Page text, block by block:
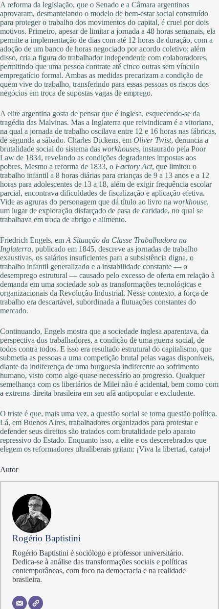
A reforma da legislação, que o Senado e a Câmara argentinos
aprovaram, desmantelando o modelo de bem-estar social construído
para proteger o trabalho dos movimentos do capital, é cruel por dois
motivos. Primeiro, apesar de limitar a jornada a 48 horas semanais, ela
permite a implementação de dias com até 12 horas de duração, com a
adoção de um banco de horas negociado por acordo coletivo; além
disso, cria a figura do trabalhador independente com colaboradores,
permitindo que uma pessoa contrate até cinco outras sem vínculo
empregatício formal. Ambas as medidas precarizam a condição de
quem vive do trabalho, transferindo para essas pessoas os riscos dos
negócios em troca de supostas vagas de emprego.
A elite argentina gosta de pensar que é inglesa, esquecendo-se da
tragédia das Malvinas. Mas a Inglaterra que reivindicam é a vitoriana,
na qual a jornada de trabalho oscilava entre 12 e 16 horas nas fábricas,
de segunda a sábado. Charles Dickens, em Oliver Twist, denuncia a
brutalidade social do sistema das workhouses, instaurado pela Poor
Law de 1834, revelando as condições degradantes impostas aos
pobres. Mesmo a reforma de 1833, o Factory Act, que limitou o
trabalho infantil a 8 horas diárias para crianças de 9 a 13 anos e a 12
horas para adolescentes de 13 a 18, além de exigir frequência escolar
parcial, encontrava dificuldades de fiscalização e aplicação efetiva.
Vide as agruras do personagem que dá título ao livro na workhouse,
um lugar de exploração disfarçado de casa de caridade, no qual se
trabalhava em troca de abrigo e alimento.
Friedrich Engels, em A Situação da Classe Trabalhadora na
Inglaterra, publicado em 1845, descreve as jornadas de trabalho
exaustivas, os salários insuficientes para a subsistência digna, o
trabalho infantil generalizado e a instabilidade constante — o
desemprego estrutural — causado pelo excesso de oferta em relação à
demanda em uma sociedade sob as transformações tecnológicas e
organizacionais da Revolução Industrial. Nesse contexto, a força de
trabalho era descartável, subordinada a flutuações constantes do
mercado.
Continuando, Engels mostra que a sociedade inglesa aparentava, da
perspectiva dos trabalhadores, a condição de uma guerra social, de
todos contra todos. E isso era resultado estrutural do capitalismo, que
submetia as pessoas a uma competição brutal pelas vagas disponíveis,
diante da indiferença de uma burguesia indiferente ao sofrimento
humano, visto como algo quase necessário ao progresso. Qualquer
semelhança com os libertários de Milei não é acidental, bem como com
a extrema-direita brasileira em seu afã antipopular e excludente.
O triste é que, mais uma vez, a questão social se torna questão política.
Lá, em Buenos Aires, trabalhadores organizados para protestar e
defender seus direitos são tratados com brutalidade pelo aparato
repressivo do Estado. Enquanto isso, a elite e os descerebrados que
elegem os reformadores ultraliberais gritam: ¡Viva la libertad, carajo!
Autor
Rogério Baptistini
Rogério Baptistini é sociólogo e professor universitário.
Dedica-se à análise das transformações sociais e políticas
contemporâneas, com foco na democracia e na realidade
brasileira.